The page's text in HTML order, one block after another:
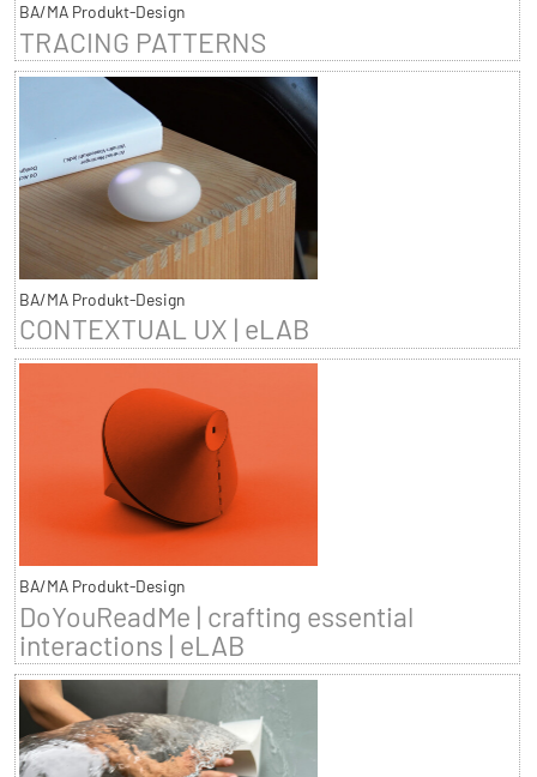
BA/MA Produkt-Design
TRACING PATTERNS
BA/MA Produkt-Design
CONTEXTUAL UX | eLAB
BA/MA Produkt-Design
DoYouReadMe | crafting essential
interactions | eLAB